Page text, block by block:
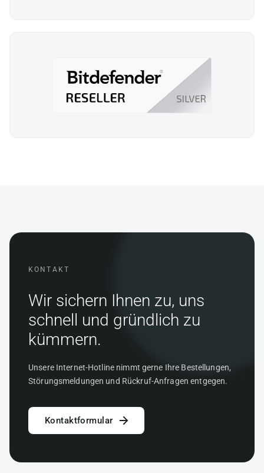
KONTAKT
Wir sichern Ihnen zu, uns
schnell und gründlich zu
kümmern.
Unsere Internet-Hotline nimmt gerne Ihre Bestellungen,
Störungsmeldungen und Rückruf-Anfragen entgegen.
Kontaktformular